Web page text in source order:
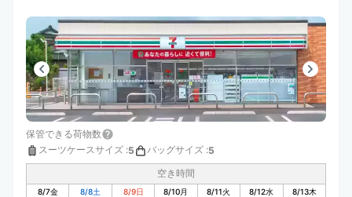
保管できる荷物数
スーツケースサイズ :5 バッグサイズ :5
空き時間
8/7金 8/8土 8/9日 8/10月 8/11火 8/12水 8/13木